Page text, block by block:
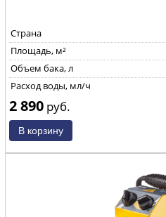
Страна
Площадь, м²
Объем бака, л
Расход воды, мл/ч
2 890 руб.